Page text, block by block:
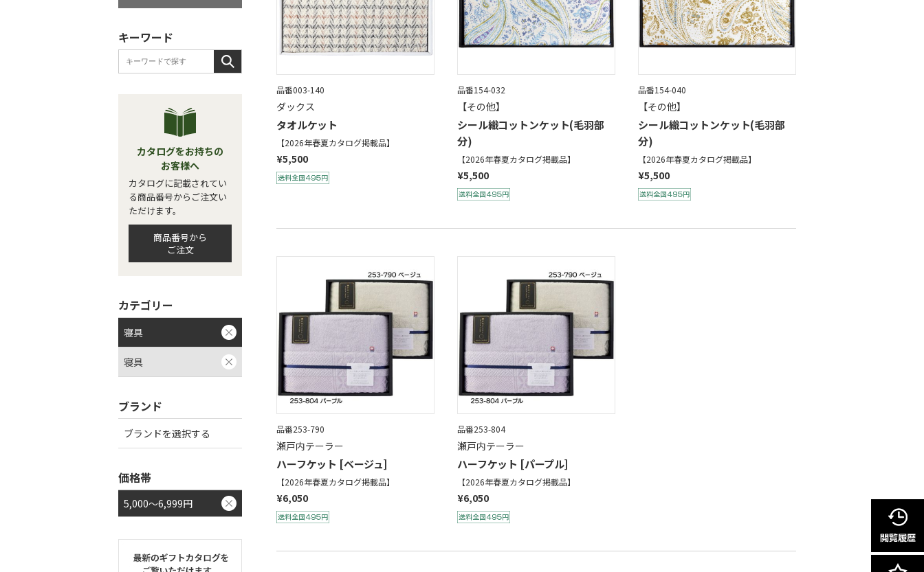
品番003-140
ダックス
タオルケット
【2026年春夏カタログ掲載品】
¥5,500
品番154-032
【その他】
シール織コットンケット(毛羽部
分)
【2026年春夏カタログ掲載品】
¥5,500
品番154-040
【その他】
シール織コットンケット(毛羽部
分)
【2026年春夏カタログ掲載品】
¥5,500
品番253-790
瀬戸内テーラー
ハーフケット [ベージュ]
【2026年春夏カタログ掲載品】
¥6,050
品番253-804
瀬戸内テーラー
ハーフケット [パープル]
【2026年春夏カタログ掲載品】
¥6,050
キーワード
カタログをお持ちの
お客様へ
カタログに記載されてい
る商品番号からご注文い
ただけます。
商品番号から
ご注文
カテゴリー
寝具
寝具
ブランド
ブランドを選択する
価格帯
5,000～6,999円